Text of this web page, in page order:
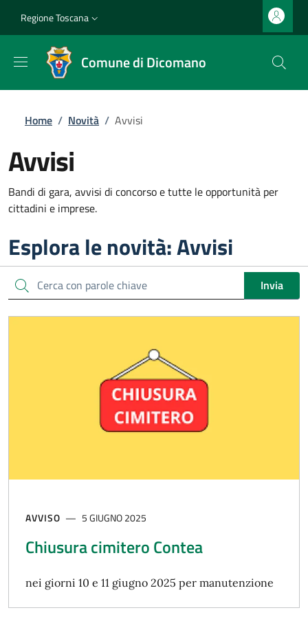
Slim top
Regione Toscana
Comune di Dicomano
Briciole di pane
Home / Novità / Avvisi
Avvisi
Bandi di gara, avvisi di concorso e tutte le opportunità per
cittadini e imprese.
Esplora le novità: Avvisi
Cerca Invia
AVVISO 5 GIUGNO 2025
Chiusura cimitero Contea
nei giorni 10 e 11 giugno 2025 per manutenzione